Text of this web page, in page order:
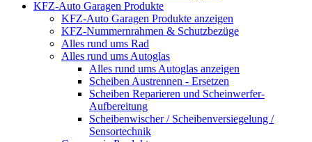
KFZ-Auto Garagen Produkte
KFZ-Auto Garagen Produkte anzeigen
KFZ-Nummernrahmen & Schutzbezüge
Alles rund ums Rad
Alles rund ums Autoglas
Alles rund ums Autoglas anzeigen
Scheiben Austrennen - Ersetzen
Scheiben Reparieren und Scheinwerfer-
Aufbereitung
Scheibenwischer / Scheibenversiegelung /
Sensortechnik